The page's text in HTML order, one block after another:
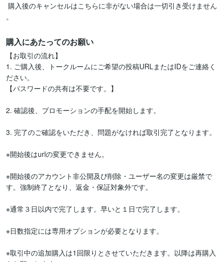
。
購入にあたってのお願い
【お取引の流れ】
1. ご購入後、トークルームにご希望の投稿URLまたはIDをご連絡く
ださい。
【パスワードの共有は不要です。】
2. 確認後、プロモーションの手配を開始します。
3. 完了のご確認をいただき、問題がなければ取引完了となります。
※開始後はurlの変更できません。
※開始後のアカウント非公開及び削除・ユーザー名の変更は厳禁で
す。強制終了となり、返金・保証対象外です。
※通常３日以内で完了します。早いと１日で完了します。
※日数指定には専用オプションが必要となります。
※取引中の追加購入は1回限りとさせていただきます。以降は再購入